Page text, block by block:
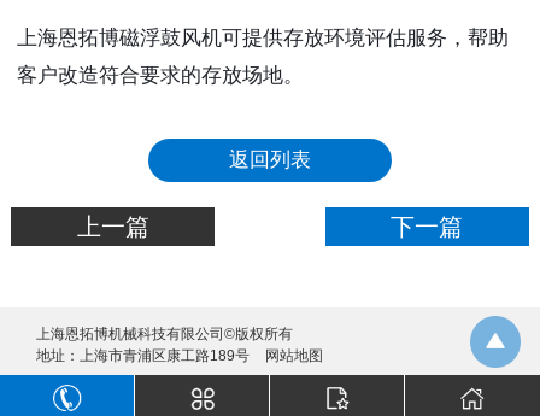
上海恩拓博磁浮鼓风机可提供存放环境评估服务，帮助
客户改造符合要求的存放场地。
返回列表
上一篇 下一篇
上海恩拓博机械科技有限公司©版权所有
地址：上海市青浦区康工路189号
网站地图